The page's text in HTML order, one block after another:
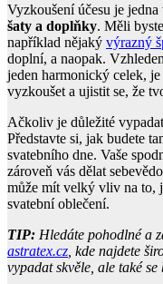
Vyzkoušení účesu je jedna
šaty a doplňky. Měli
například nějaký výrazný
doplní, a naopak.
jeden harmonický celek,
vyzkoušet a ujistit se, že
Ačkoliv je důležité
Představte si, jak budete
svatebního dne. Vaše
zároveň vás dělat
může mít velký vliv na to,
svatební oblečení.
TIP: Hledáte pohodlné a
astratex.cz , kde najdete
vypadat skvěle, ale také